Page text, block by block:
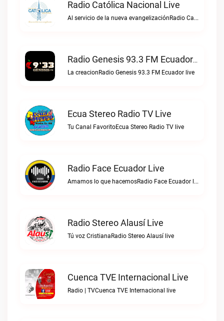
Radio Católica Nacional Live
Al servicio de la nueva evangelizaciónRadio Católica Nacional live
Radio Genesis 93.3 FM Ecuador Live
La creacionRadio Genesis 93.3 FM Ecuador live
Ecua Stereo Radio TV Live
Tu Canal FavoritoEcua Stereo Radio TV live
Radio Face Ecuador Live
Amamos lo que hacemosRadio Face Ecuador live
Radio Stereo Alausí Live
Tú voz CristianaRadio Stereo Alausí live
Cuenca TVE Internacional Live
Radio | TVCuenca TVE Internacional live